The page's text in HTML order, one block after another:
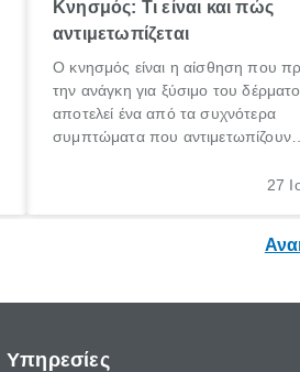
Κνησμός: Τι είναι και πώς
αντιμετωπίζεται
Ο κνησμός είναι η αίσθηση που
την ανάγκη για ξύσιμο του
αποτελεί ένα από τα συχνότερα
συμπτώματα που αντιμετωπίζουν
πληροφορίες για το «κνησμός τι27
Υπηρεσίες